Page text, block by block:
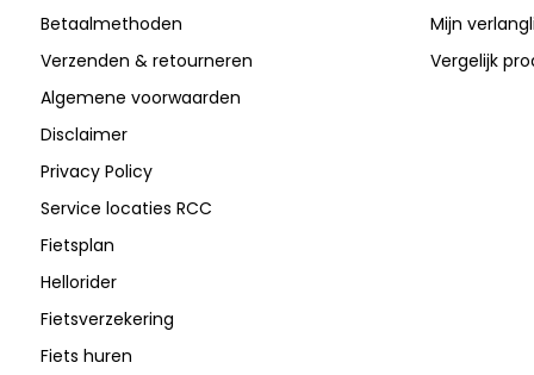
Betaalmethoden
Verzenden & retourneren
Algemene voorwaarden
Disclaimer
Privacy Policy
Service locaties RCC
Fietsplan
Hellorider
Fietsverzekering
Fiets huren
Mijn
Vergelijk